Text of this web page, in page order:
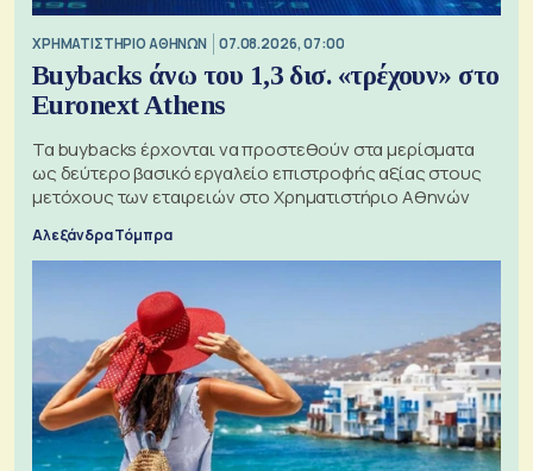
XΡΗΜΑΤΙΣΤΗΡΙΟ ΑΘΗΝΩΝ 07.08.2026, 07:00
Buybacks άνω του 1,3 δισ. «τρέχουν» στο
Euronext Athens
Τα buybacks έρχονται να προστεθούν στα μερίσματα
ως δεύτερο βασικό εργαλείο επιστροφής αξίας στους
μετόχους των εταιρειών στο Χρηματιστήριο Αθηνών
Αλεξάνδρα Τόμπρα